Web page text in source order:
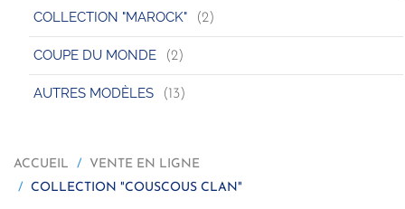
COLLECTION "MAROCK" (2)
COUPE DU MONDE (2)
AUTRES MODÈLES (13)
ACCUEIL
VENTE EN LIGNE
COLLECTION "COUSCOUS CLAN"